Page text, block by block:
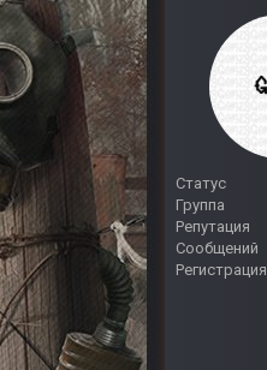
Статус
Группа
Репутация
Сообщений
Регистрация